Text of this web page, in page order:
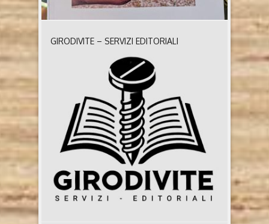
‘FARFALLE IN VIAGGIO’ DI PIO
FEDERICO ROVERSI
Farfalle in viaggio di Pio Federico Roversi (2026,
Polistampa) Chi è Pio Federico Roversi Pio Federico
Roversi è un Entomologo, cresciuto tra le rocce e i
boschi del Gargano. La vita gli ha regalato molti
anni fa il grande privilegio di lavorare per passione
studiando le farfalle e il mondo che ruota intorno a
questi ..
GIRODIVITE – SERVIZI EDITORIALI